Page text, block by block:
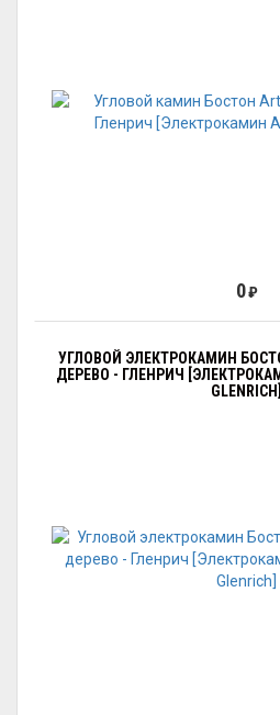
0₽
УГЛОВОЙ ЭЛЕКТРОКАМИН
ДЕРЕВО - ГЛЕНРИЧ
GLENRICH]